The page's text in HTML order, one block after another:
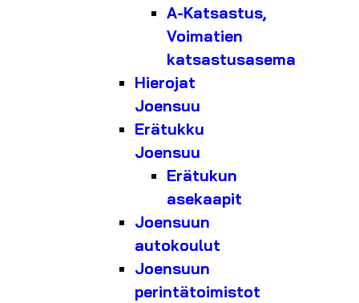
A-Katsastus,
Voimatien
katsastusasema
Hierojat
Joensuu
Erätukku
Joensuu
Erätukun
asekaapit
Joensuun
autokoulut
Joensuun
perintätoimistot